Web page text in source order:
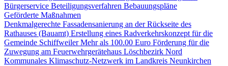
Bürgerservice Beteiligungsverfahren Bebauungspläne
Geförderte Maßnahmen
Denkmalgerechte Fassadensanierung an der Rückseite des
Rathauses (Bauamt) Erstellung eines Radverkehrskonzept für die
Gemeinde SchiffweilerMehr als 100.00 Euro Förderung für die
Zuwegung am Feuerwehrgerätehaus Löschbezirk Nord
Kommunales Klimaschutz-Netzwerk im Landkreis Neunkirchen